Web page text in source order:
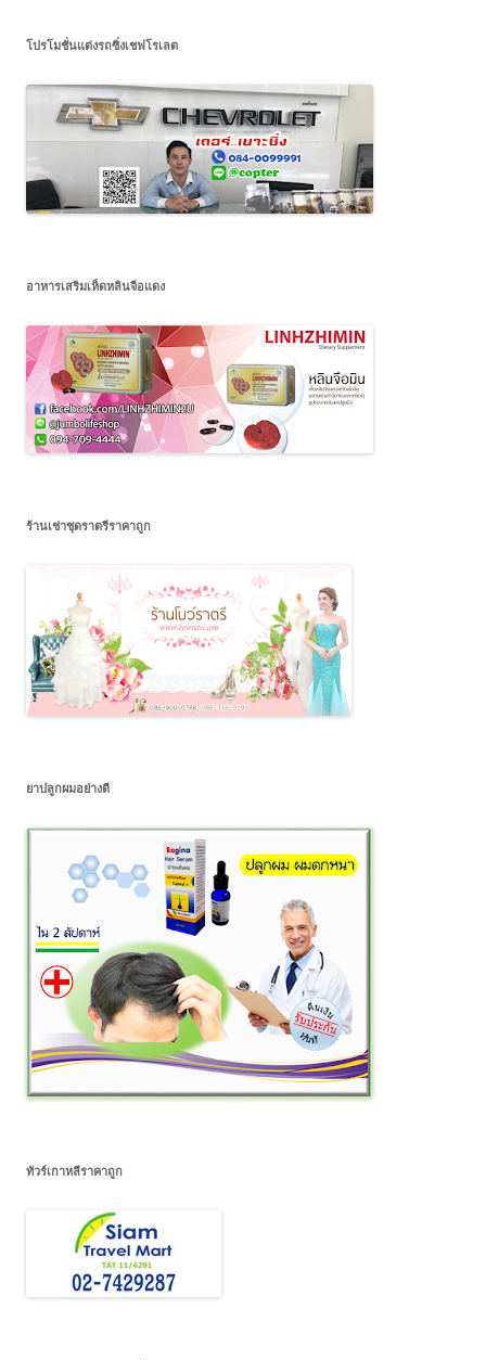
โปรโมชั่นแต่งรถซิ่งเชฟโรเลต
อาหารเสริมเห็ดหลินจือแดง
ร้านเช่าชุดราตรีราคาถูก
ยาปลูกผมอย่างดี
ทัวร์เกาหลีราคาถูก